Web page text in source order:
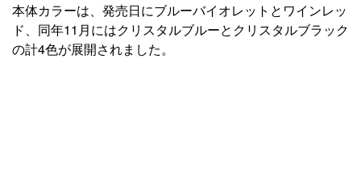
本体カラーは、発売日にブルーバイオレットとワインレッ
ド、同年11月にはクリスタルブルーとクリスタルブラック
の計4色が展開されました。